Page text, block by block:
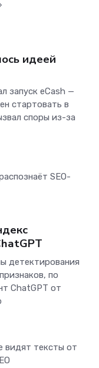
идеей
запуск eCash —
стартовать в
споры из-за
детектирования
по
ChatGPT от